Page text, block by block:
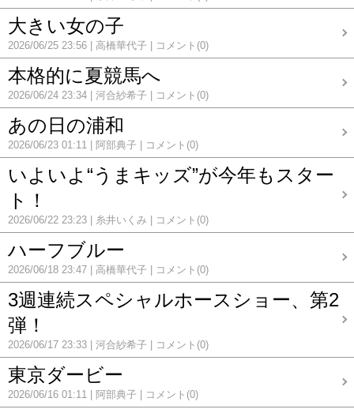
大きい女の子
2026/06/25 23:56 高橋華代子 コメント(0)
本格的に夏競馬へ
2026/06/24 23:34 河合紗希子 コメント(0)
あの日の浦和
2026/06/23 01:11 阿部典子 コメント(0)
いよいよ“うまキッズ”が今年もスター
ト！
2026/06/22 23:23 糸井いくみ コメント(0)
ハーフブルー
2026/06/18 23:47 高橋華代子 コメント(0)
3週連続スペシャルホースショー、第2
弾！
2026/06/17 23:33 河合紗希子 コメント(0)
東京ダービー
2026/06/16 01:11 阿部典子 コメント(0)